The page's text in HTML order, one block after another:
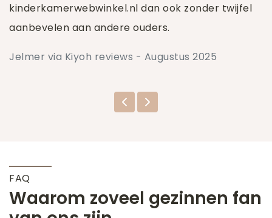
kinderkamerwebwinkel.nl dan ook zonder twijfel
aanbevelen aan andere ouders.
Jelmer via Kiyoh reviews - Augustus 2025
FAQ
Waarom zoveel gezinnen fan